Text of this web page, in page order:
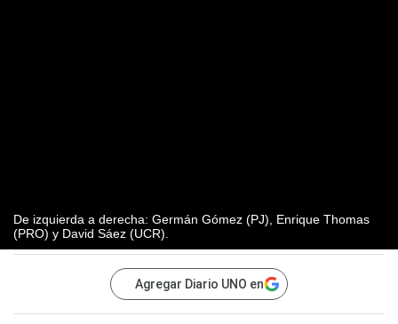
De izquierda a derecha: Germán Gómez (PJ), Enrique Thomas
(PRO) y David Sáez (UCR).
Agregar Diario UNO en